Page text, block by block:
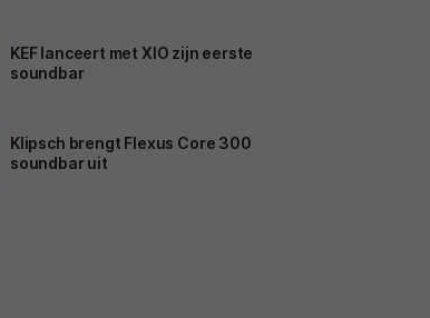
KEF lanceert met XIO zijn eerste
soundbar
Klipsch brengt Flexus Core 300
soundbar uit